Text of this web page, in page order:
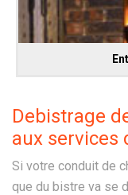
Debistrage
aux services
Si votre conduit de
que du bistre va se